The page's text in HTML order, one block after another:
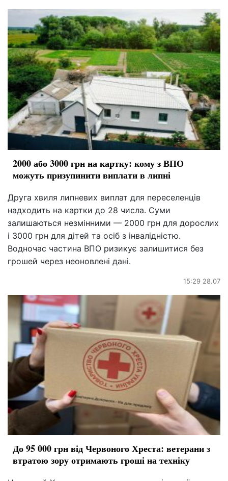
2000 або 3000 грн на картку: кому з ВПО
можуть призупинити виплати в липні
Друга хвиля липневих виплат для переселенців
надходить на картки до 28 числа. Суми
залишаються незмінними — 2000 грн для дорослих
і 3000 грн для дітей та осіб з інвалідністю.
Водночас частина ВПО ризикує залишитися без
грошей через неоновлені дані.
15:29 28.07
До 95 000 грн від Червоного Хреста: ветерани з
втратою зору отримають гроші на техніку